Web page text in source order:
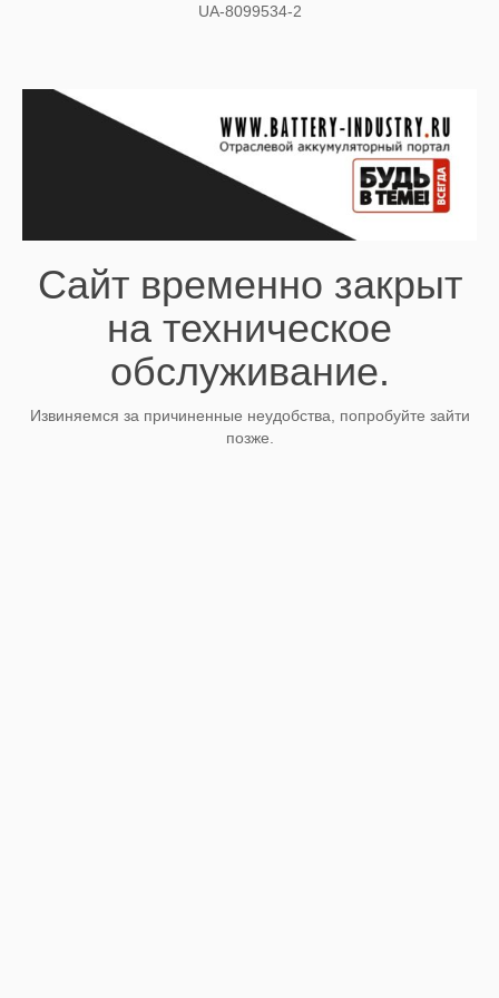
UA-8099534-2
Сайт временно закрыт
на техническое
обслуживание.
Извиняемся за причиненные неудобства, попробуйте зайти
позже.